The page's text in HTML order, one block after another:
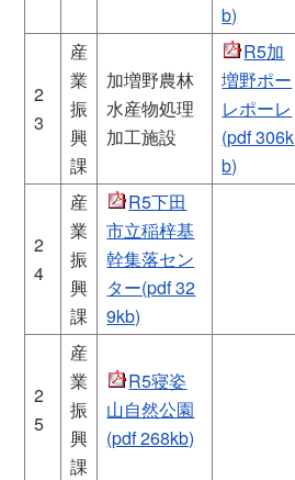
b)
2
3
産
業
振
興
課
加増野農林
水産物処理
加工施設
R5加
増野ポー
レポーレ
(pdf 306k
b)
2
4
産
業
振
興
課
R5下田
市立稲梓基
幹集落セン
ター(pdf 32
9kb)
2
5
産
業
振
興
課
R5寝姿
山自然公園
(pdf 268kb)